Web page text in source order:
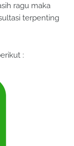
ragu maka
terpenting
: